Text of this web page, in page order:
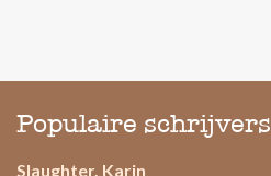
Populaire schrijvers
Slaughter, Karin